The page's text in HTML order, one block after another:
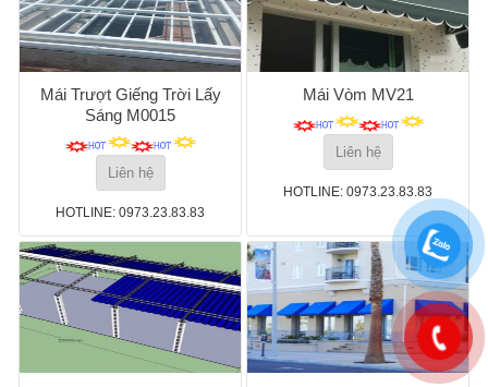
Mái Trượt Giếng Trời Lấy
Sáng M0015
Liên hệ
HOTLINE: 0973.23.83.83
Mái Vòm MV21
Liên hệ
HOTLINE: 0973.23.83.83